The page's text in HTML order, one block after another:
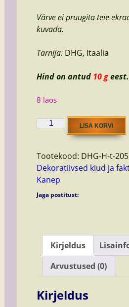
Värve ei pruugita teie
kuvada.
Tarnija:DHG, Itaalia
Hind on antud 10 geest.
8 laos
hemp
LISA KORVI
Tootekood: DHG-H-t-205
Dekoratiivsed kiud ja
Kanep
Jaga postitust:
Kirjeldus
Arvustused (0)
Kirjeldus